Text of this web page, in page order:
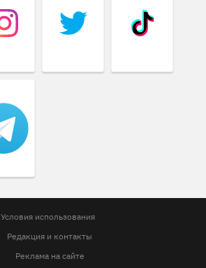
Условия использования
Редакция и контакты
Реклама на сайте